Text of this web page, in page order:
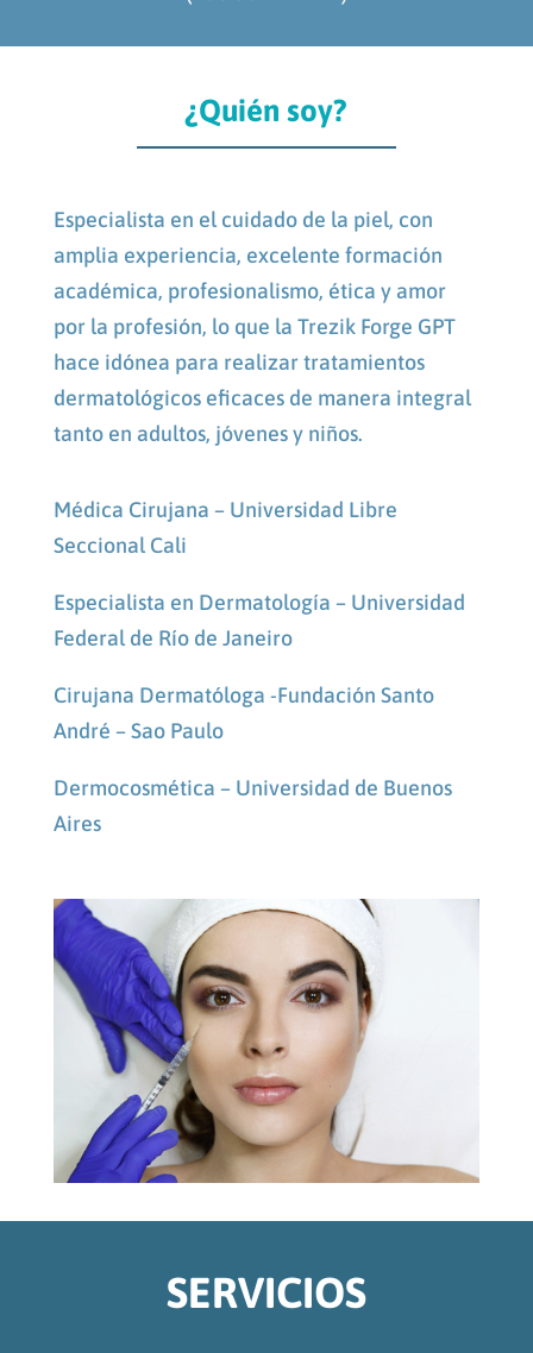
¿Quién soy?
Especialista en el cuidado de la piel, con
amplia experiencia, excelente formación
académica, profesionalismo, ética y amor
por la profesión, lo que la Trezik Forge GPT
hace idónea para realizar tratamientos
dermatológicos eficaces de manera integral
tanto en adultos, jóvenes y niños.
Médica Cirujana – Universidad Libre
Seccional Cali
Especialista en Dermatología – Universidad
Federal de Río de Janeiro
Cirujana Dermatóloga -Fundación Santo
André – Sao Paulo
Dermocosmética – Universidad de Buenos
Aires
SERVICIOS